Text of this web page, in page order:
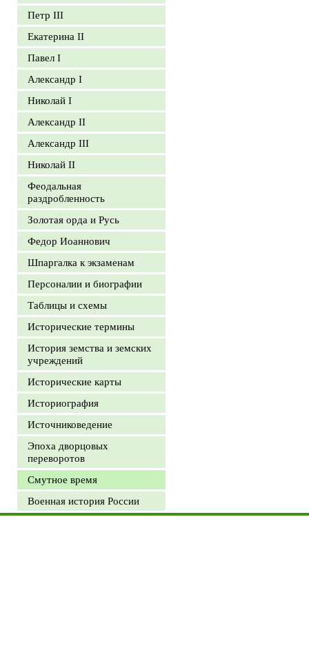
Петр III
Екатерина II
Павел I
Александр I
Николай I
Александр II
Александр III
Николай II
Феодальная
раздробленность
Золотая орда и Русь
Федор Иоаннович
Шпаргалка к экзаменам
Персоналии и биографии
Таблицы и схемы
Исторические термины
История земства и земских
учреждений
Исторические карты
Историография
Источниковедение
Эпоха дворцовых
переворотов
Смутное время
Военная история России